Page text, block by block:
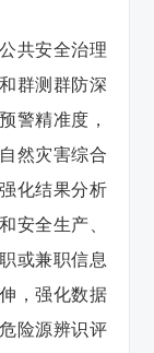
共安全治理
群测群防深
警精准度，
然灾害综合
化结果分析
安全生产、
或兼职信息
，强化数据
险源辨识评